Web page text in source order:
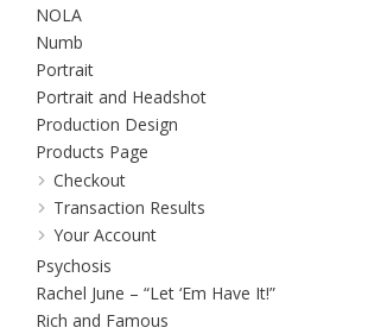
NOLA
Numb
Portrait
Portrait and Headshot
Production Design
Products Page
Checkout
Transaction Results
Your Account
Psychosis
Rachel June – “Let ‘Em Have It!”
Rich and Famous